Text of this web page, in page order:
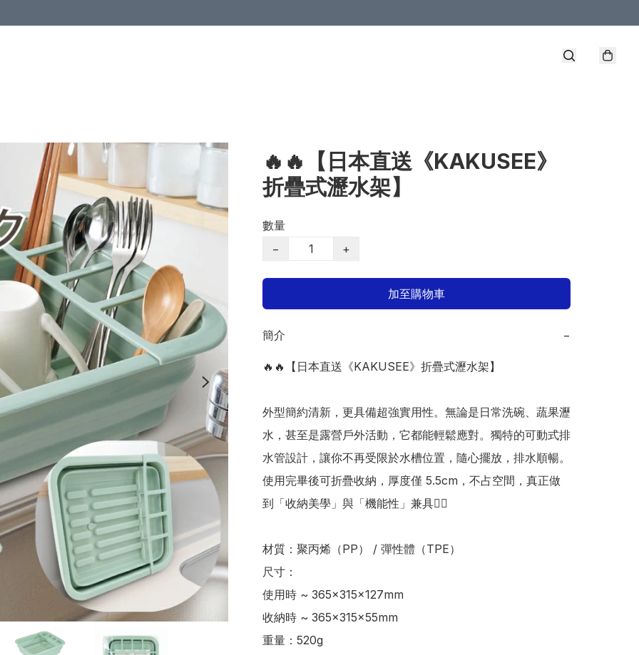
🔥🔥【日本直送《KAKUSEE》
折疊式瀝水架】
數量
−
+
加至購物車
簡介 −
🔥🔥【日本直送《KAKUSEE》折疊式瀝水架】
外型簡約清新，更具備超強實用性。無論是日常洗碗、蔬果瀝
水，甚至是露營戶外活動，它都能輕鬆應對。獨特的可動式排
水管設計，讓你不再受限於水槽位置，隨心擺放，排水順暢。
使用完畢後可折疊收納，厚度僅 5.5cm，不占空間，真正做
到「收納美學」與「機能性」兼具👍🏻
材質：聚丙烯（PP） / 彈性體（TPE）
尺寸：
使用時 ~ 365×315×127mm
收納時 ~ 365×315×55mm
重量：520g